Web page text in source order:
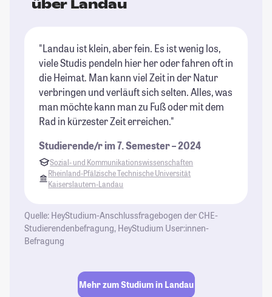
über Landau
"Landau ist klein, aber fein. Es ist wenig los,
viele Studis pendeln hier her oder fahren oft in
die Heimat. Man kann viel Zeit in der Natur
verbringen und verläuft sich selten. Alles, was
man möchte kann man zu Fuß oder mit dem
Rad in kürzester Zeit erreichen."
Studierende/r im 7. Semester – 2024
Sozial- und Kommunikationswissenschaften
Rheinland-Pfälzische Technische Universität
Kaiserslautern-Landau
Quelle: HeyStudium-Anschlussfragebogen der CHE-
Studierendenbefragung, HeyStudium User:innen-
Befragung
Mehr zum Studium in Landau